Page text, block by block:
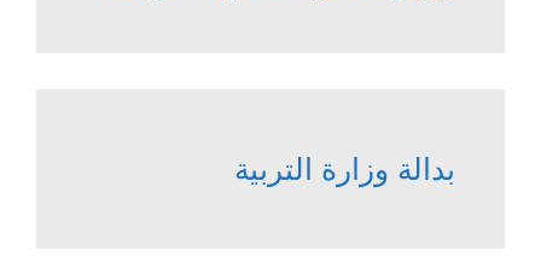
بدالة وزارة التربية